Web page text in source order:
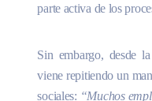
parte activa de los
Sin embargo, desde
viene repitiendo un
sociales: “Muchos